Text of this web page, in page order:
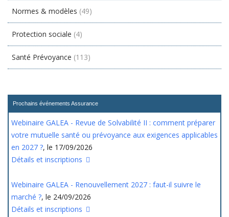
Normes & modèles (49)
Protection sociale (4)
Santé Prévoyance (113)
Prochains événements Assurance
Webinaire GALEA - Revue de Solvabilité II : comment préparer
votre mutuelle santé ou prévoyance aux exigences applicables
en 2027 ?, le 17/09/2026
Détails et inscriptions
Webinaire GALEA - Renouvellement 2027 : faut-il suivre le
marché ?, le 24/09/2026
Détails et inscriptions